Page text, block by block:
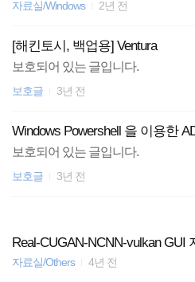
자료실/Windows 2년 전
[해킨토시, 백업용] Ventura
보호되어 있는 글입니다.
보호글 3년 전
Windows Powershell 을 이용한
보호되어 있는 글입니다.
보호글 3년 전
Real-CUGAN-NCNN-vulkan GUI
자료실/Others 4년 전